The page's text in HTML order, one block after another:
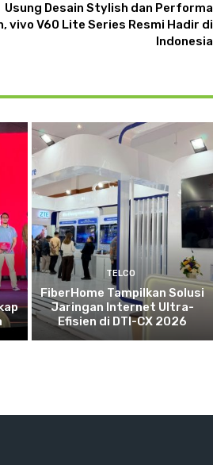
Usung Desain Stylish dan Performa
vivo V60 Lite Series Resmi Hadir di
Indonesia
TELCO
FiberHome Tampilkan Solusi
Jaringan Internet Ultra-
Efisien di DTI-CX 2026